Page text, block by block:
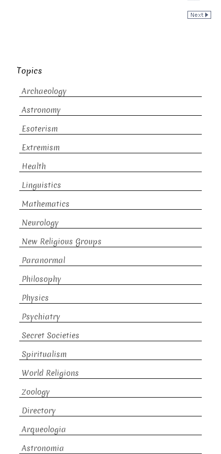
Topics
Archaeology
Astronomy
Esoterism
Extremism
Health
Linguistics
Mathematics
Neurology
New Religious Groups
Paranormal
Philosophy
Physics
Psychiatry
Secret Societies
Spiritualism
World Religions
Zoology
Directory
Arqueologia
Astronomia